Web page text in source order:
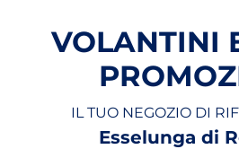
VOLANTINI
IL TUO NEGOZIO DI
Esselunga di